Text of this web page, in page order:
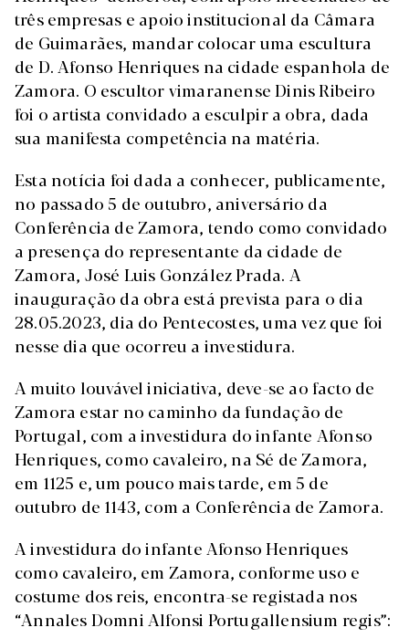
três empresas e apoio institucional da Câmara
de Guimarães, mandar colocar uma escultura
de D. Afonso Henriques na cidade espanhola de
Zamora. O escultor vimaranense Dinis Ribeiro
foi o artista convidado a esculpir a obra, dada
sua manifesta competência na matéria.
Esta notícia foi dada a conhecer, publicamente,
no passado 5 de outubro, aniversário da
Conferência de Zamora, tendo como convidado
a presença do representante da cidade de
Zamora, José Luis González Prada. A
inauguração da obra está prevista para o dia
28.05.2023, dia do Pentecostes, uma vez que foi
nesse dia que ocorreu a investidura.
A muito louvável iniciativa, deve-se ao facto de
Zamora estar no caminho da fundação de
Portugal, com a investidura do infante Afonso
Henriques, como cavaleiro, na Sé de Zamora,
em 1125 e, um pouco mais tarde, em 5 de
outubro de 1143, com a Conferência de Zamora.
A investidura do infante Afonso Henriques
como cavaleiro, em Zamora, conforme uso e
costume dos reis, encontra-se registada nos
“Annales Domni Alfonsi Portugallensium regis”: